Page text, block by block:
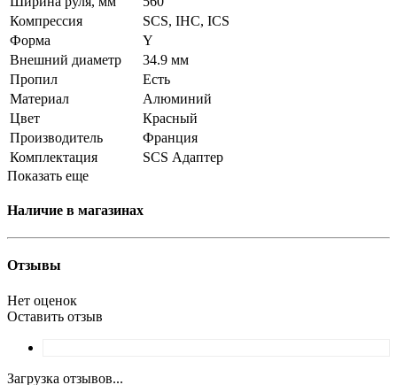
Компрессия
SCS, IHC, ICS
Форма
Y
Внешний диаметр
34.9 мм
Пропил
Есть
Материал
Алюминий
Цвет
Красный
Производитель
Франция
Комплектация
SCS Адаптер
Показать еще
Наличие в магазинах
Отзывы
Нет оценок
Оставить отзыв
Загрузка отзывов...